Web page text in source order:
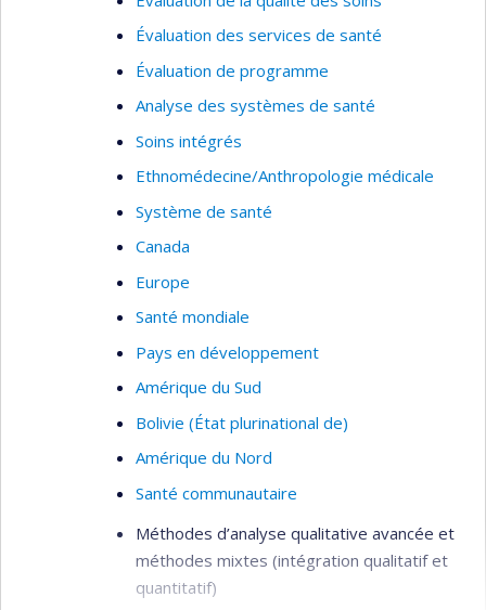
notamment le potentiel de l’intelligence
artificielle comme outil facilitateur, tout en
considérant ses limites et implications
éthiques.
Évaluation des services de santé
Évaluation de programme
Analyse des systèmes de santé
Soins intégrés
Ethnomédecine/Anthropologie médicale
Système de santé
Canada
Europe
Santé mondiale
Pays en développement
Amérique du Sud
Bolivie (État plurinational de)
Amérique du Nord
Santé communautaire
Méthodes d’analyse qualitative avancée et
méthodes mixtes (intégration qualitatif et
quantitatif)